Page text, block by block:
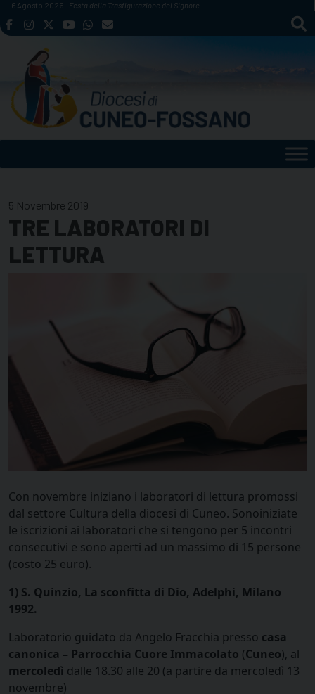
Skip
to
6 Agosto 2026 Festa della Trasfigurazione del Signore
5 Novembre 2019
TRE LABORATORI DI
LETTURA
Con novembre iniziano i laboratori di lettura promossi
dal settore Cultura della diocesi di Cuneo. Sonoiniziate
le iscrizioni ai laboratori che si tengono per 5 incontri
consecutivi e sono aperti ad un massimo di 15 persone
(costo 25 euro).
1) S. Quinzio, La sconfitta di Dio, Adelphi, Milano
1992.
Laboratorio guidato da Angelo Fracchia presso casa
canonica – Parrocchia Cuore Immacolato (Cuneo), al
mercoledì dalle 18.30 alle 20 (a partire da mercoledì 13
novembre)